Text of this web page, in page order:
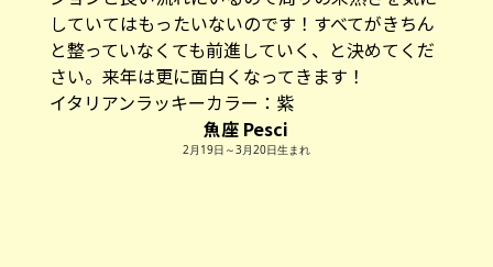
していてはもったいないのです！すべてがきちん
と整っていなくても前進していく、と決めてくだ
さい。来年は更に面白くなってきます！
イタリアンラッキーカラー： 紫
魚座 Pesci
2月19日～3月20日生まれ